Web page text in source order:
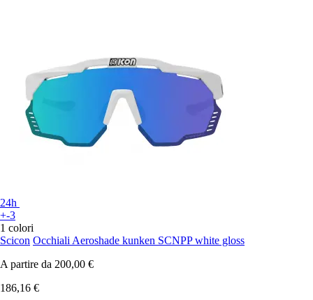
24h
+-3
1 colori
Scicon Occhiali Aeroshade kunken SCNPP white gloss
A partire da 200,00 €
186,16 €